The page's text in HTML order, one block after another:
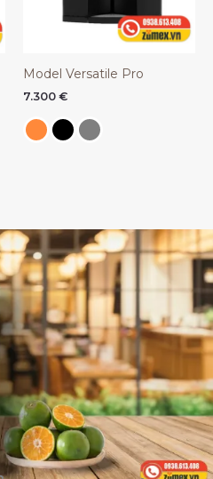
Model Versatile Pro
7.300 €